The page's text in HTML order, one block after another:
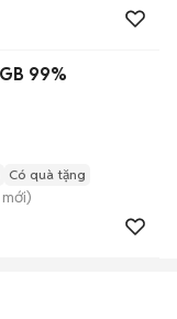
Vivo Y02s 3GB/32GB 99%
Có quà tặng
mới)